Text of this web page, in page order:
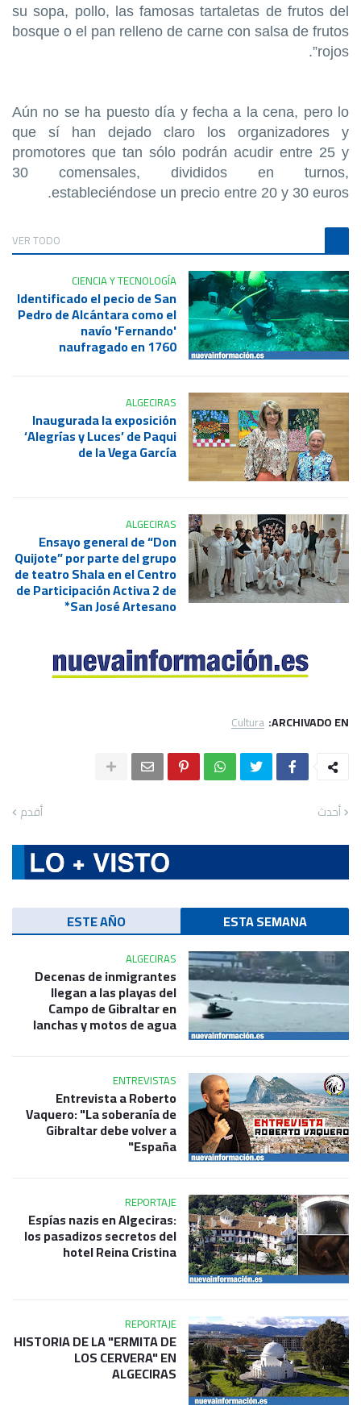
su sopa, pollo, las famosas tartaletas de frutos del
bosque o el pan relleno de carne con salsa de frutos
rojos”.
Aún no se ha puesto día y fecha a la cena, pero lo
que sí han dejado claro los organizadores y
promotores que tan sólo podrán acudir entre 25 y
30 comensales, divididos en turnos,
estableciéndose un precio entre 20 y 30 euros.
VER TODO
CIENCIA Y TECNOLOGÍA
Identificado el pecio de San
Pedro de Alcántara como el
navío 'Fernando'
naufragado en 1760
ALGECIRAS
Inaugurada la exposición
‘Alegrías y Luces’ de Paqui
de la Vega García
ALGECIRAS
Ensayo general de “Don
Quijote” por parte del grupo
de teatro Shala en el Centro
de Participación Activa 2 de
San José Artesano*
ARCHIVADO EN:
Cultura
أحدث أقدم
ESTA SEMANA
ESTE AÑO
ALGECIRAS
Decenas de inmigrantes
llegan a las playas del
Campo de Gibraltar en
lanchas y motos de agua
ENTREVISTAS
Entrevista a Roberto
Vaquero: "La soberanía de
Gibraltar debe volver a
España"
REPORTAJE
Espías nazis en Algeciras:
los pasadizos secretos del
hotel Reina Cristina
REPORTAJE
HISTORIA DE LA "ERMITA DE
LOS CERVERA" EN
ALGECIRAS